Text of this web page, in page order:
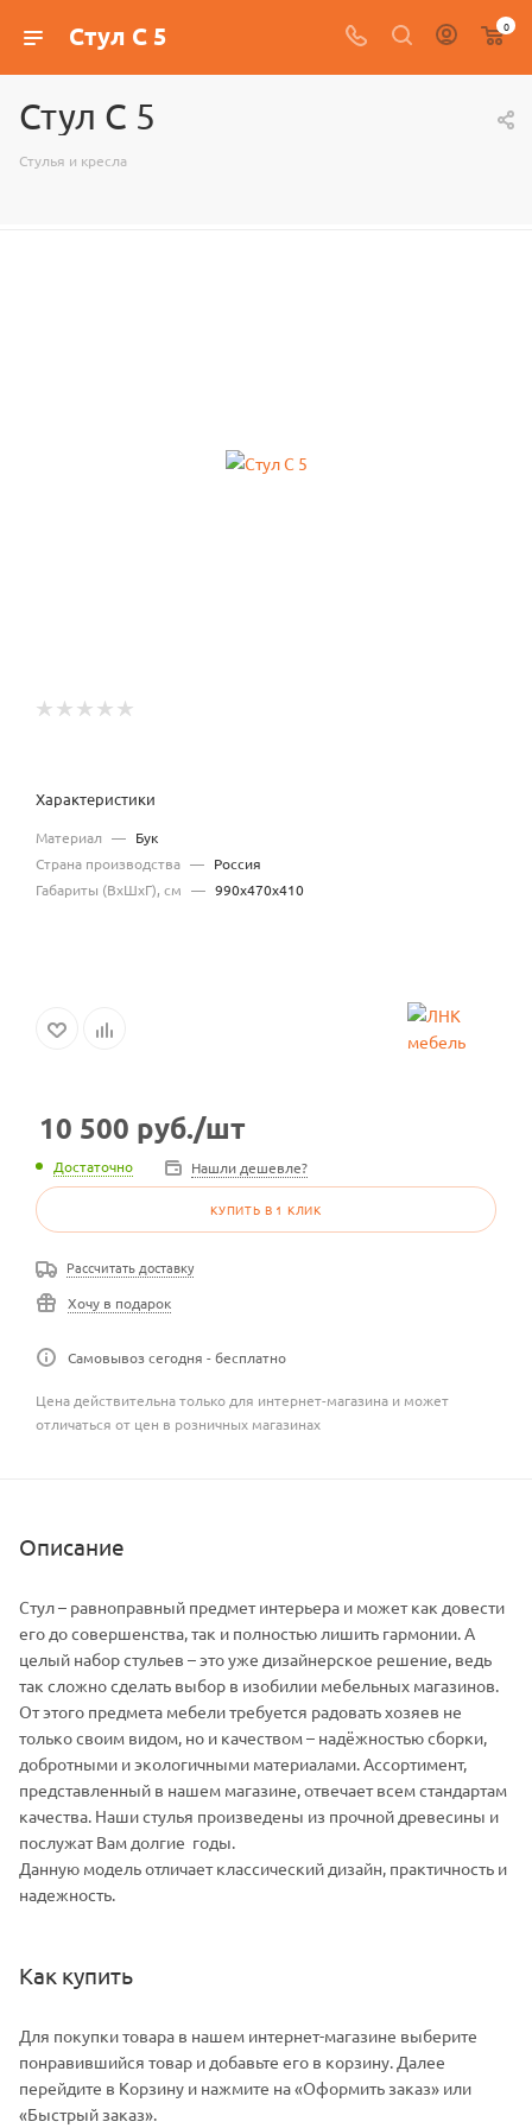
Стул С 5 0
Стул С 5
Стулья и кресла
Характеристики
Материал — Бук
Страна производства — Россия
Габариты (ВхШхГ), см — 990х470х410
10 500 руб./шт
Достаточно Нашли дешевле?
КУПИТЬ В 1 КЛИК
Рассчитать доставку
Хочу в подарок
Самовывоз сегодня - бесплатно
Цена действительна только для интернет-магазина и может
отличаться от цен в розничных магазинах
Описание
Стул – равноправный предмет интерьера и может как довести
его до совершенства, так и полностью лишить гармонии. А
целый набор стульев – это уже дизайнерское решение, ведь
так сложно сделать выбор в изобилии мебельных магазинов.
От этого предмета мебели требуется радовать хозяев не
только своим видом, но и качеством – надёжностью сборки,
добротными и экологичными материалами. Ассортимент,
представленный в нашем магазине, отвечает всем стандартам
качества. Наши стулья произведены из прочной древесины и
послужат Вам долгие годы.
Данную модель отличает классический дизайн, практичность и
надежность.
Как купить
Для покупки товара в нашем интернет-магазине выберите
понравившийся товар и добавьте его в корзину. Далее
перейдите в Корзину и нажмите на «Оформить заказ» или
«Быстрый заказ».